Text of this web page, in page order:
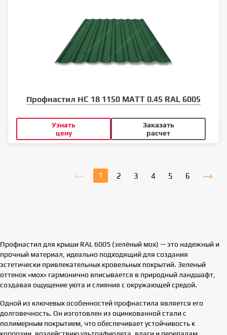
Профнастил НС 18 1150 MATT 0.45 RAL 6005
Узнать
цену
Заказать
расчет
1 2 3 4 5 6
Профнастил для крыши RAL 6005 (зелёный мох) — это надежный и
прочный материал, идеально подходящий для создания
эстетически привлекательных кровельных покрытий. Зеленый
оттенок «мох» гармонично вписывается в природный ландшафт,
создавая ощущение уюта и слияния с окружающей средой.
Одной из ключевых особенностей профнастила является его
долговечность. Он изготовлен из оцинкованной стали с
полимерным покрытием, что обеспечивает устойчивость к
коррозии, воздействию ультрафиолета, влаги и перепадам